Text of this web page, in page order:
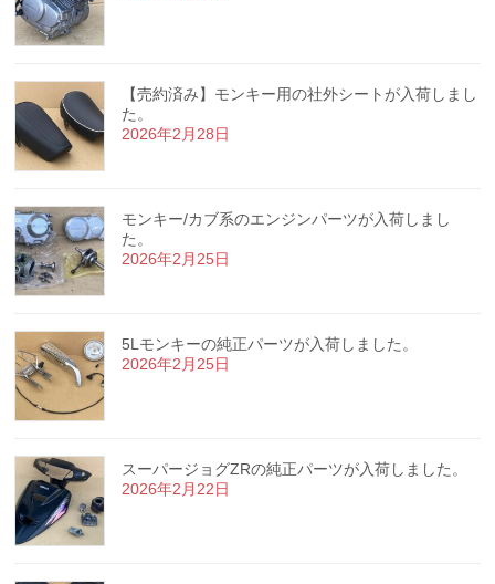
【売約済み】モンキー用の社外シートが入荷しまし
た。
2026年2月28日
モンキー/カブ系のエンジンパーツが入荷しまし
た。
2026年2月25日
5Lモンキーの純正パーツが入荷しました。
2026年2月25日
スーパージョグZRの純正パーツが入荷しました。
2026年2月22日